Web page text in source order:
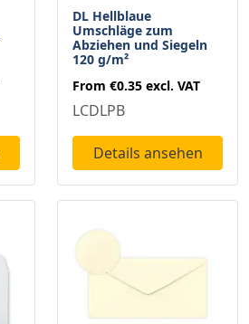
DL Hellblaue
Umschläge zum
Abziehen und Siegeln
120 g/m²
From €0.35 excl. VAT
LCDLPB
Details ansehen